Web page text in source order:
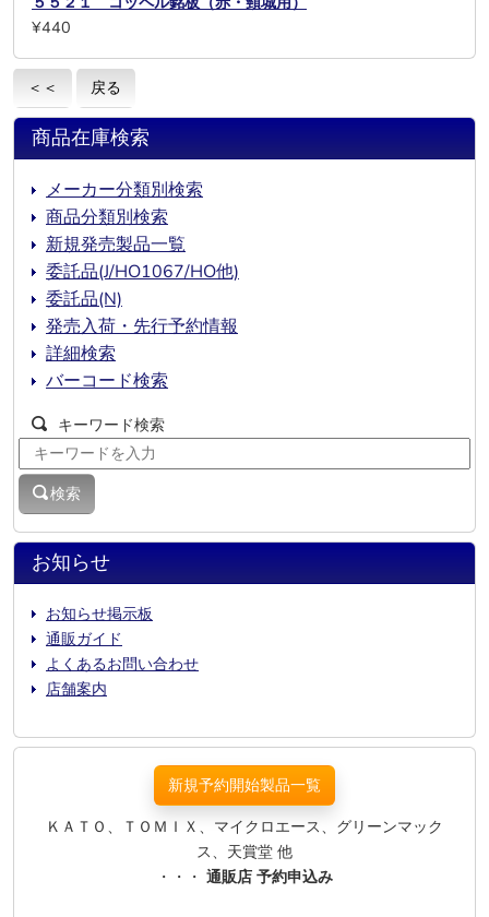
¥440
＜＜ 戻る
お知らせ
お知らせ掲示板
通販ガイド
よくあるお問い合わせ
店舗案内
商品在庫検索
メーカー分類別検索
商品分類別検索
新規発売製品一覧
委託品(J/HO1067/HO他)
委託品(N)
発売入荷・先行予約情報
詳細検索
バーコード検索
キーワード検索
検索
新規予約開始製品一覧
ＫＡＴＯ、ＴＯＭＩＸ、マイクロエース、グリーンマック
ス、天賞堂 他
・・・ 通販店 予約申込み